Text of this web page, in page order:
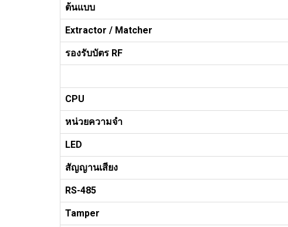
ต้นแบบ
Extractor / Matcher
รองรับบัตร RF
CPU
หน่วยความจำ
LED
สัญญานเสียง
RS-485
Tamper